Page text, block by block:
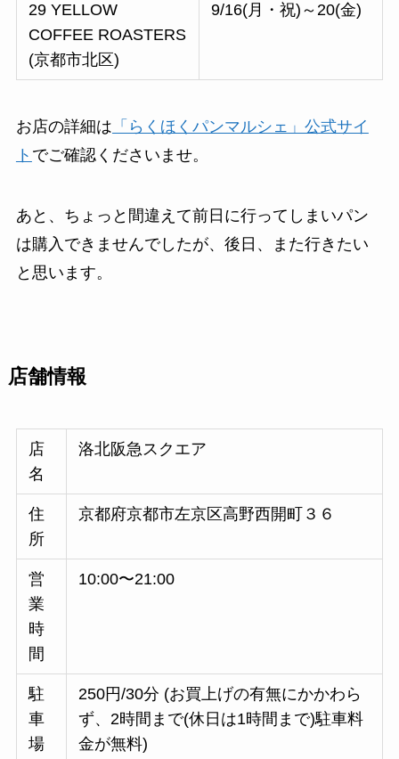
29 YELLOW
COFFEE ROASTERS
(京都市北区)
9/16(月・祝)～20(金)
お店の詳細は 「らくほくパンマルシェ」公式サイ
ト でご確認くださいませ。
あと、ちょっと間違えて前日に行ってしまいパン
は購入できませんでしたが、後日、また行きたい
と思います。
店舗情報
店
名
洛北阪急スクエア
住
所
京都府京都市左京区高野西開町３６
営
業
時
間
10:00〜21:00
駐
車
場
250円/30分 (お買上げの有無にかかわら
ず、2時間まで(休日は1時間まで)駐車料
金が無料)